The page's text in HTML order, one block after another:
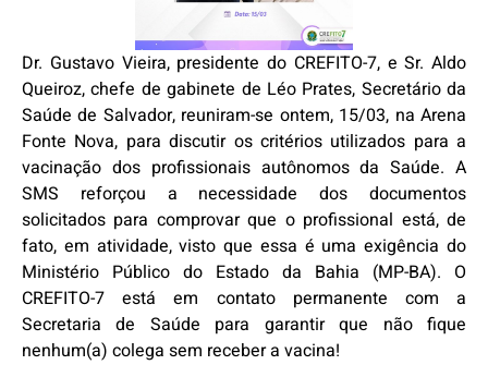
Dr. Gustavo Vieira, presidente do CREFITO-7, e Sr. Aldo
Queiroz, chefe de gabinete de Léo Prates, Secretário da
Saúde de Salvador, reuniram-se ontem, 15/03, na Arena
Fonte Nova, para discutir os critérios utilizados para a
vacinação dos profissionais autônomos da Saúde. A
SMS reforçou a necessidade dos documentos
solicitados para comprovar que o profissional está, de
fato, em atividade, visto que essa é uma exigência do
Ministério Público do Estado da Bahia (MP-BA). O
CREFITO-7 está em contato permanente com a
Secretaria de Saúde para garantir que não fique
nenhum(a) colega sem receber a vacina!